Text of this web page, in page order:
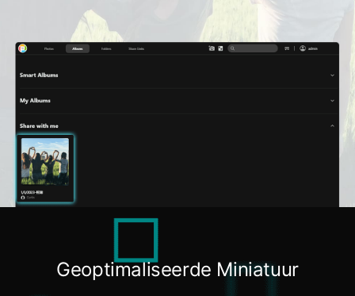
Geoptimaliseerde Miniatuur